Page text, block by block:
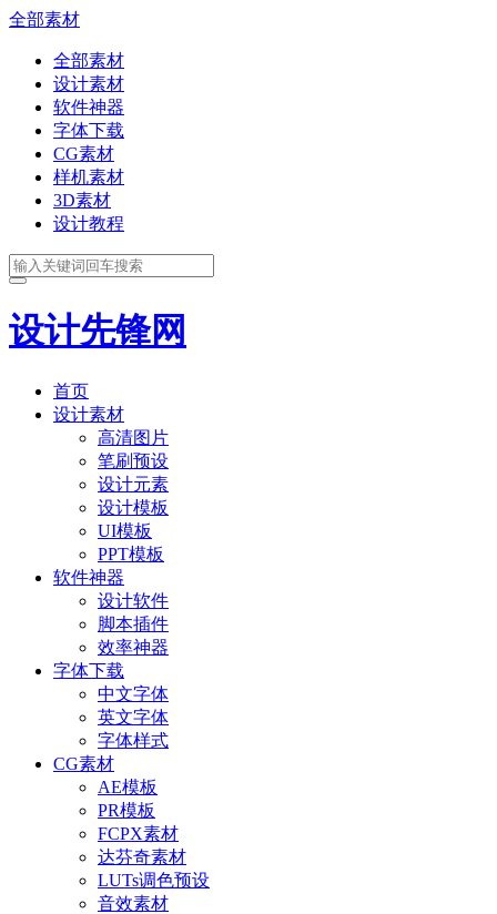
全部素材
全部素材
设计素材
软件神器
字体下载
CG素材
样机素材
3D素材
设计教程
设计先锋网
首页
设计素材
高清图片
笔刷预设
设计元素
设计模板
UI模板
PPT模板
软件神器
设计软件
脚本插件
效率神器
字体下载
中文字体
英文字体
字体样式
CG素材
AE模板
PR模板
FCPX素材
达芬奇素材
LUTs调色预设
音效素材